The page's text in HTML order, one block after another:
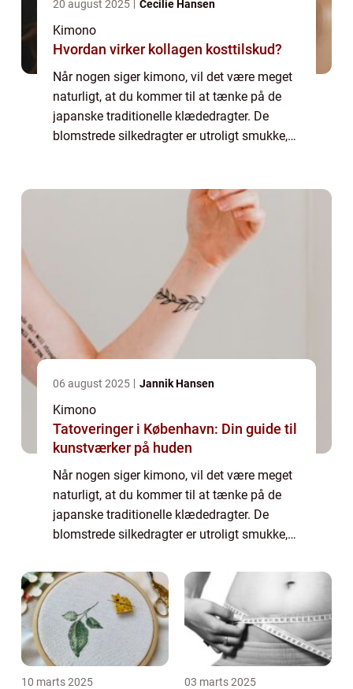
20 august 2025 Cecilie Hansen
Kimono
Hvordan virker kollagen kosttilskud?
Når nogen siger kimono, vil det være meget
naturligt, at du kommer til at tænke på de
japanske traditionelle klædedragter. De
blomstrede silkedragter er utroligt smukke,
06 august 2025 Jannik Hansen
Kimono
Tatoveringer i København: Din guide til
kunstværker på huden
Når nogen siger kimono, vil det være meget
naturligt, at du kommer til at tænke på de
japanske traditionelle klædedragter. De
blomstrede silkedragter er utroligt smukke,
kunne finde på at gå med til hverdag....
10 marts 2025 03 marts 2025